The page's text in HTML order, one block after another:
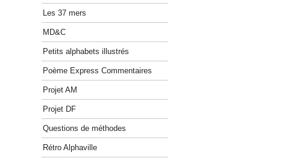
Les 37 mers
MD&C
Petits alphabets illustrés
Poème Express Commentaires
Projet AM
Projet DF
Questions de méthodes
Rétro Alphaville